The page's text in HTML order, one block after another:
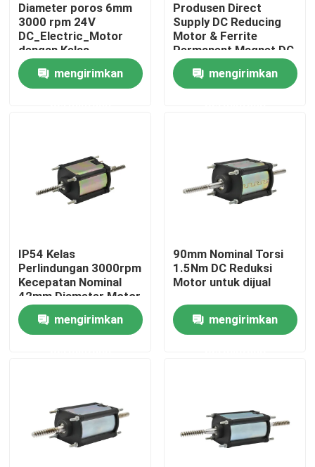
Rumah
Tentang kami
Kontrol kualitas
Hubungi kami
Permintaan Penawaran
Diameter poros 6mm
3000 rpm 24V
DC_Electric_Motor
dengan Kelas
Perlindungan IP54
mengirimkan
Produsen Direct
Supply DC Reducing
Motor & Ferrite
Permanent Magnet DC
Motor Dengan CE
ROHS mengirimkan
IP54 Kelas
Perlindungan 3000rpm
Kecepatan Nominal
42mm Diameter Motor
Arus Langsung
mengirimkan
90mm Nominal Torsi
1.5Nm DC Reduksi
Motor untuk dijual
mengirimkan